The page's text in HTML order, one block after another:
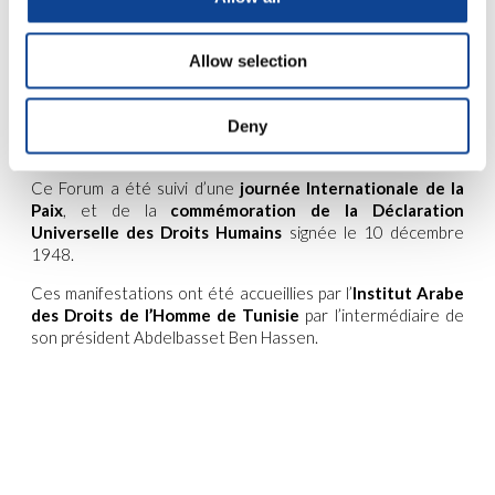
Allow selection
Deny
priorité générale de l’UNESCO et le projet « Back To Africa »
l’avenir de l’Afrique et des Africains, prendre une place dans
le suivi du Forum.
a ainsi clos ses trois mois de stage au
siège parisien de New Humanity.
Ce Forum a été suivi d’une journée Internationale de la
Paix, et de la commémoration de la Déclaration
Universelle des Droits Humains signée le 10 décembre
1948.
Ces manifestations ont été accueillies par l’Institut Arabe
des Droits de l’Homme de Tunisie par l’intermédiaire de
son président Abdelbasset Ben Hassen.